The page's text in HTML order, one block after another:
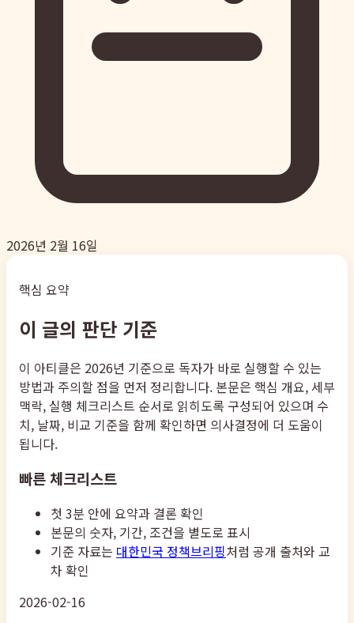
2026년 2월 16일
핵심 요약
이 글의 판단 기준
이 아티클은 2026년 기준으로 독자가 바로 실행할 수 있는
방법과 주의할 점을 먼저 정리합니다. 본문은 핵심 개요, 세부
맥락, 실행 체크리스트 순서로 읽히도록 구성되어 있으며 수
치, 날짜, 비교 기준을 함께 확인하면 의사결정에 더 도움이
됩니다.
빠른 체크리스트
첫 3분 안에 요약과 결론 확인
본문의 숫자, 기간, 조건을 별도로 표시
기준 자료는 대한민국 정책브리핑처럼 공개 출처와 교
차 확인
2026-02-16